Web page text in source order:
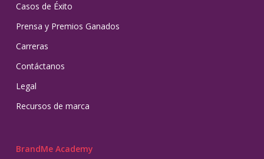
Casos de Éxito
Prensa y Premios Ganados
Carreras
Contáctanos
Legal
Recursos de marca
BrandMe Academy